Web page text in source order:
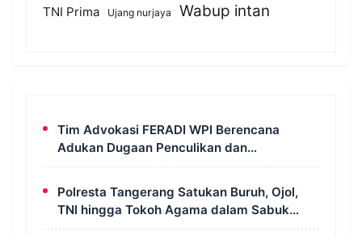
TNI Prima
Ujang nurjaya Wabup intan
Tim Advokasi FERADI WPI Berencana
Adukan Dugaan Penculikan dan
Pengeroyokan terhadap UUN ke Komisi III
Polresta Tangerang Satukan Buruh, Ojol,
TNI hingga Tokoh Agama dalam Sabuk
Kamtibmas